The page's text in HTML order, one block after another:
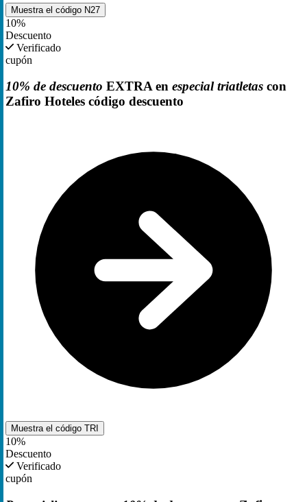
Muestra el código N27
10%
Descuento
Verificado
cupón
10% de descuento EXTRA en especial triatletas con
Zafiro Hoteles código descuento
Muestra el código TRI
10%
Descuento
Verificado
cupón